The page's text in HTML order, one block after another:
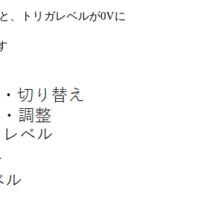
、トリガレベルが0Vに